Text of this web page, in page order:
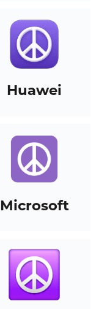
Huawei
Microsoft